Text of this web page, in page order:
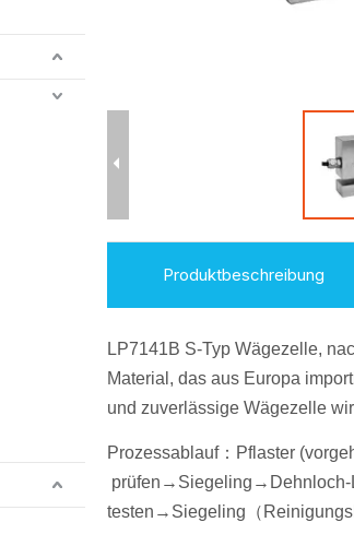
Produktbeschreibung
LP7141B S-Typ Wägezelle,
Material, das aus Europa
und zuverlässige Wägezelle
Prozessablauf： Pflaster
prüfen →Siegel ing→Dehnloch-
testen →Siegel ing （